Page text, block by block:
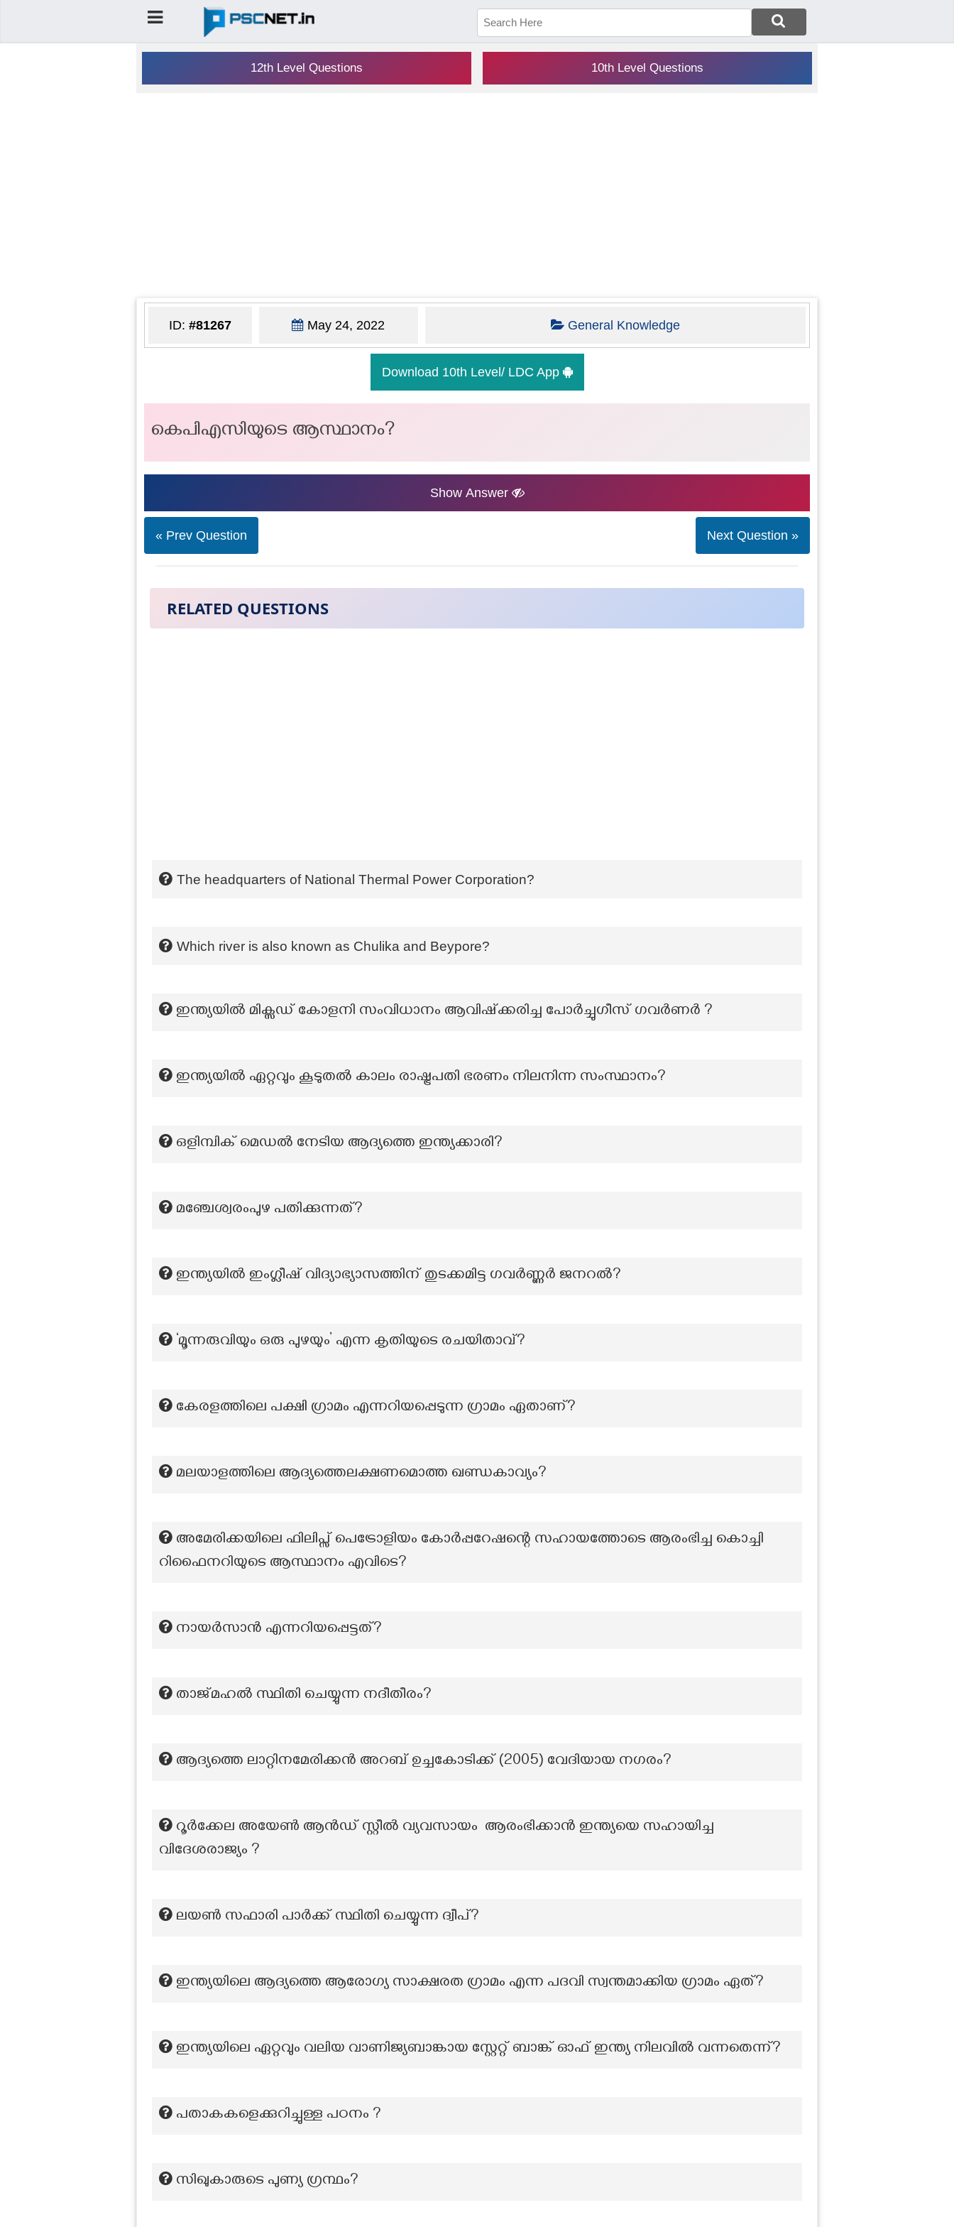
12th Level Questions 10th Level Questions
ID: #81267 May 24, 2022 General Knowledge
Download 10th Level/ LDC App
കെപിഎസിയുടെ ആസ്ഥാനം?
Show Answer
« Prev Question Next Question »
RELATED QUESTIONS
The headquarters of National Thermal Power Corporation?
Which river is also known as Chulika and Beypore?
ഇന്ത്യയിൽ മിക്സഡ് കോളനി സംവിധാനം ആവിഷ്ക്കരിച്ച പോർച്ചുഗീസ് ഗവർണർ ?
ഇന്ത്യയിൽ ഏറ്റവും കൂടുതൽ കാലം രാഷ്ട്രപതി ഭരണം നിലനിന്ന സംസ്ഥാനം?
ഒളിമ്പിക് മെഡൽ നേടിയ ആദ്യത്തെ ഇന്ത്യക്കാരി?
മഞ്ചേശ്വരംപുഴ പതിക്കുന്നത്?
ഇന്ത്യയിൽ ഇംഗ്ലീഷ് വിദ്യാഭ്യാസത്തിന് തുടക്കമിട്ട ഗവർണ്ണർ ജനറൽ?
‘മൂന്നരുവിയും ഒരു പുഴയും’ എന്ന കൃതിയുടെ രചയിതാവ്?
കേരളത്തിലെ പക്ഷി ഗ്രാമം എന്നറിയപ്പെടുന്ന ഗ്രാമം ഏതാണ്?
മലയാളത്തിലെ ആദ്യത്തെലക്ഷണമൊത്ത ഖണ്ഡകാവ്യം?
അമേരിക്കയിലെ ഫിലിപ്സ് പെട്രോളിയം കോർപ്പറേഷന്റെ സഹായത്തോടെ ആരംഭിച്ച കൊച്ചി
റിഫൈനറിയുടെ ആസ്ഥാനം എവിടെ?
നായർസാൻ എന്നറിയപ്പെട്ടത്?
താജ്മഹൽ സ്ഥിതി ചെയ്യുന്ന നദീതീരം?
ആദ്യത്തെ ലാറ്റിനമേരിക്കൻ അറബ് ഉച്ചകോടിക്ക് (2005) വേദിയായ നഗരം?
റൂർക്കേല അയേൺ ആൻഡ് സ്റ്റീൽ വ്യവസായം ആരംഭിക്കാൻ ഇന്ത്യയെ സഹായിച്ച
വിദേശരാജ്യം ?
ലയൺ സഫാരി പാർക്ക് സ്ഥിതി ചെയ്യുന്ന ദ്വീപ്?
ഇന്ത്യയിലെ ആദ്യത്തെ ആരോഗ്യ സാക്ഷരത ഗ്രാമം എന്ന പദവി സ്വന്തമാക്കിയ ഗ്രാമം ഏത്?
ഇന്ത്യയിലെ ഏറ്റവും വലിയ വാണിജ്യബാങ്കായ സ്റ്റേറ്റ് ബാങ്ക് ഓഫ് ഇന്ത്യ നിലവിൽ വന്നതെന്ന്?
പതാകകളെക്കുറിച്ചുള്ള പഠനം ?
സിഖുകാരുടെ പുണ്യ ഗ്രന്ഥം?